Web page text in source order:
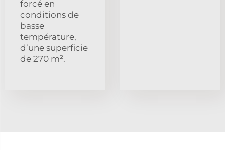
forcé en
conditions de
basse
température,
d’une superficie
de 270 m².